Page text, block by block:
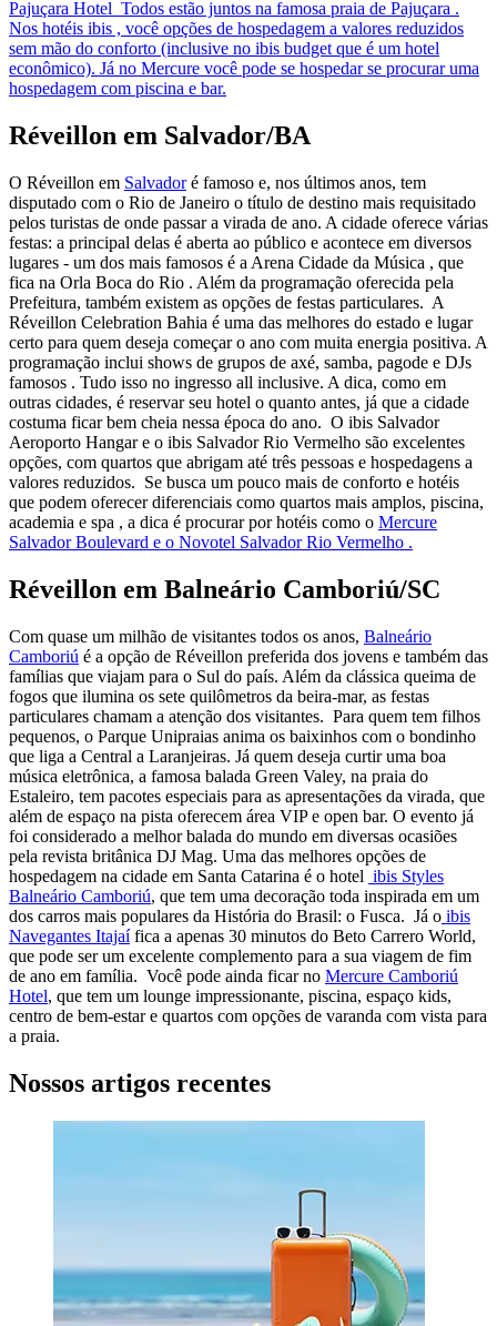
Pajuçara Hotel Todos estão juntos na famosa praia de Pajuçara .
Nos hotéis ibis , você opções de hospedagem a valores reduzidos
sem mão do conforto (inclusive no ibis budget que é um hotel
econômico). Já no Mercure você pode se hospedar se procurar uma
hospedagem com piscina e bar.
Réveillon em Salvador/BA
O Réveillon em Salvadoré famoso e, nos últimos anos, tem
disputado com o Rio de Janeiro o título de destino mais requisitado
pelos turistas de onde passar a virada de ano. A cidade oferece várias
festas: a principal delas é aberta ao público e acontece em diversos
lugares - um dos mais famosos é a Arena Cidade da Música , que
fica na Orla Boca do Rio . Além da programação oferecida pela
Prefeitura, também existem as opções de festas particulares. A
Réveillon Celebration Bahia é uma das melhores do estado e lugar
certo para quem deseja começar o ano com muita energia positiva. A
programação inclui shows de grupos de axé, samba, pagode e DJs
famosos . Tudo isso no ingresso all inclusive. A dica, como em
outras cidades, é reservar seu hotel o quanto antes, já que a cidade
costuma ficar bem cheia nessa época do ano. O ibis Salvador
Aeroporto Hangar e o ibis Salvador Rio Vermelho são excelentes
opções, com quartos que abrigam até três pessoas e hospedagens a
valores reduzidos. Se busca um pouco mais de conforto e hotéis
que podem oferecer diferenciais como quartos mais amplos, piscina,
academia e spa , a dica é procurar por hotéis como o Mercure
Salvador Boulevard e o Novotel Salvador Rio Vermelho .
Réveillon em Balneário Camboriú/SC
Com quase um milhão de visitantes todos os anos, Balneário
Camboriú é a opção de Réveillon preferida dos jovens e também das
famílias que viajam para o Sul do país. Além da clássica queima de
fogos que ilumina os sete quilômetros da beira-mar, as festas
particulares chamam a atenção dos visitantes. Para quem tem filhos
pequenos, o Parque Unipraias anima os baixinhos com o bondinho
que liga a Central a Laranjeiras. Já quem deseja curtir uma boa
música eletrônica, a famosa balada Green Valey, na praia do
Estaleiro, tem pacotes especiais para as apresentações da virada, que
além de espaço na pista oferecem área VIP e open bar. O evento já
foi considerado a melhor balada do mundo em diversas ocasiões
pela revista britânica DJ Mag. Uma das melhores opções de
hospedagem na cidade em Santa Catarina é o hotel ibis Styles
Balneário Camboriú, que tem uma decoração toda inspirada em um
dos carros mais populares da História do Brasil: o Fusca. Já o ibis
Navegantes Itajaífica a apenas 30 minutos do Beto Carrero World,
que pode ser um excelente complemento para a sua viagem de fim
de ano em família. Você pode ainda ficar no Mercure Camboriú
Hotel, que tem um lounge impressionante, piscina, espaço kids,
centro de bem-estar e quartos com opções de varanda com vista para
a praia.
Nossos artigos recentes